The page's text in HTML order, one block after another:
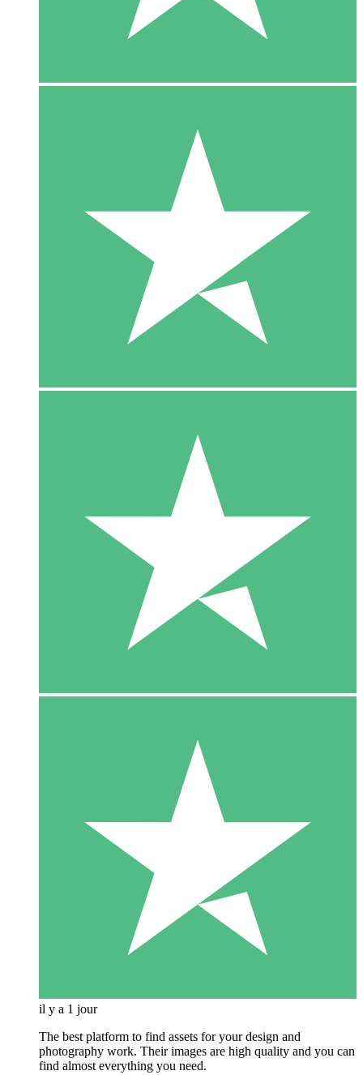
il y a 1 jour
The best platform to find assets for your design and
photography work. Their images are high quality and you can
find almost everything you need.